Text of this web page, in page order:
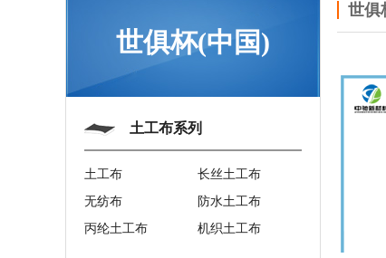
世俱杯(中国)
土工布系列
土工布
长丝土工布
无纺布
防水土工布
丙纶土工布
机织土工布
世俱